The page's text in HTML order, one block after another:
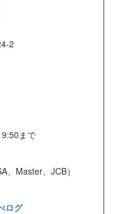
2
まで
、Master、JCB）
ログ